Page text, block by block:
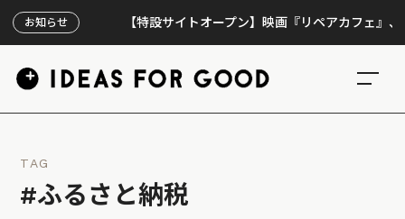
お知らせ 【特設サイトオープン】映画『リペアカフェ』、上映
TAG
#ふるさと納税